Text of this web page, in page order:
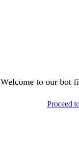
Welcome to our bot
Proceed